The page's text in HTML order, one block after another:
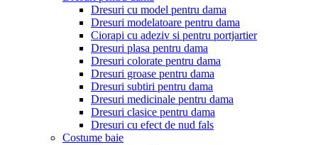
Dresuri cu model pentru dama
Dresuri modelatoare pentru dama
Ciorapi cu adeziv si pentru portjartier
Dresuri plasa pentru dama
Dresuri colorate pentru dama
Dresuri groase pentru dama
Dresuri subtiri pentru dama
Dresuri medicinale pentru dama
Dresuri clasice pentru dama
Dresuri cu efect de nud fals
Costume baie